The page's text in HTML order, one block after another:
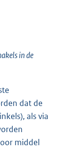
in de
dat de
als via
middel